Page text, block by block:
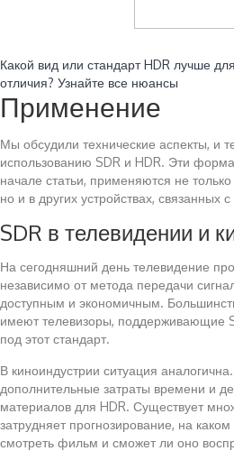
Какой вид или стандарт HDR лучше
отличия? Узнайте все нюансы
Применение
Мы обсудили технические аспекты, и
использованию SDR и HDR. Эти
начале статьи, применяются не
но и в других устройствах, связанных
SDR в телевидении и
На сегодняшний день телевидение
независимо от метода передачи
доступным и экономичным.
имеют телевизоры, поддерживающие
под этот стандарт.
В киноиндустрии ситуация
дополнительные затраты времени и
материалов для HDR. Существует
затрудняет прогнозирование, на каком
смотреть фильм и сможет ли оно